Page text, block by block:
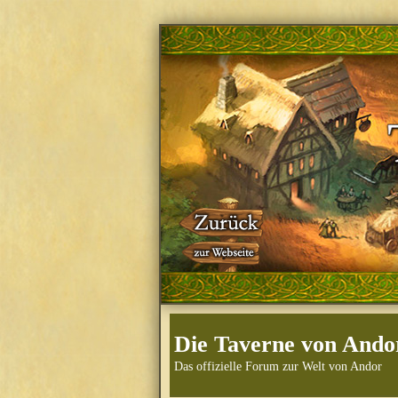
Die Taverne von
Das offizielle Forum zur Welt von Andor